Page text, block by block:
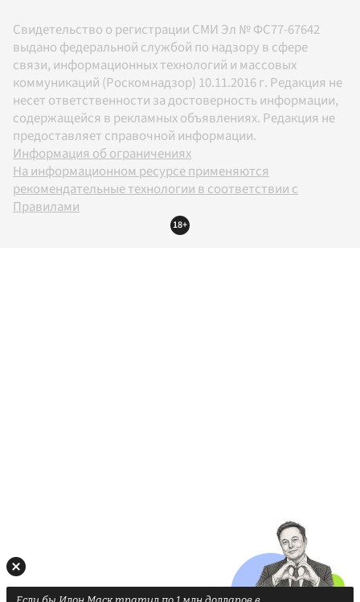
Свидетельство о регистрации СМИ Эл № ФС77-67642
выдано федеральной службой по надзору в сфере
связи, информационных технологий и массовых
коммуникаций (Роскомнадзор) 10.11.2016 г. Редакция не
несет ответственности за достоверность информации,
содержащейся в рекламных объявлениях. Редакция не
предоставляет справочной информации.
Информация об ограничениях
На информационном ресурсе применяются
рекомендательные технологии в соответствии с
Правилами
18+